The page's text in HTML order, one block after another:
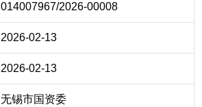
014007967/2026-00008
2026-02-13
2026-02-13
无锡市国资委